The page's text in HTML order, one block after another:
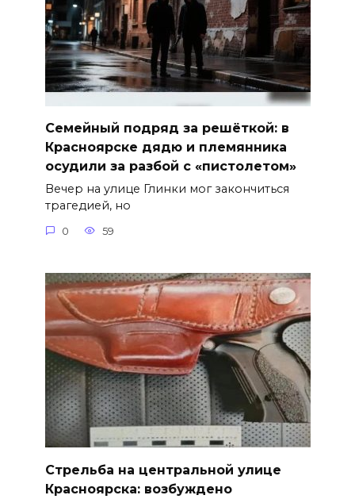
Семейный подряд за решёткой: в
Красноярске дядю и племянника
осудили за разбой с «пистолетом»
Вечер на улице Глинки мог закончиться
трагедией, но
0 59
Стрельба на центральной улице
Красноярска: возбуждено